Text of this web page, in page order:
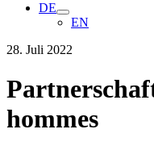
DE
EN
28. Juli 2022
hommes